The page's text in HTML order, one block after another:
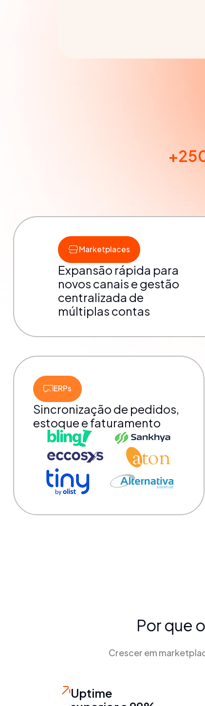
Marketplaces
Expansão rápida para
novos canais e gestão
centralizada de
múltiplas contas
ERPs
Sincronização de pedidos,
estoque e faturamento
Por que
Crescer em
Uptime